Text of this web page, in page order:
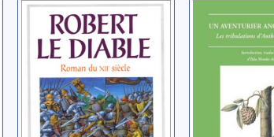
Robert le Diable:
roman du XIIe
siècle
Anonyme
Un
anglais
Les
(1591)